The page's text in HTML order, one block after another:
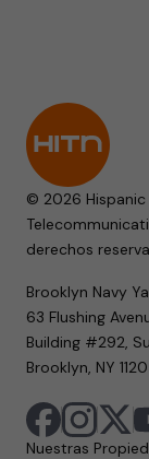
© 2026
derechos
Brooklyn Navy
63 Flushing
Building #292,
Brooklyn, NY
Nuestras